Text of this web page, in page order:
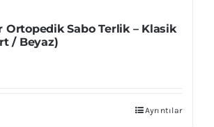
Ortopedik Sabo Terlik – Klasik
/ Beyaz)
Ayrıntılar